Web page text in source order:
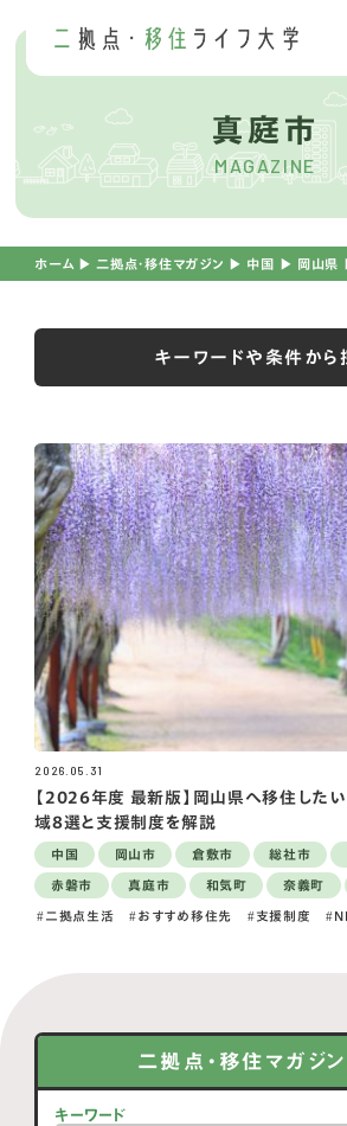
真庭市
MAGAZINE
ホーム ▶︎ 二拠点・移住マガジン ▶︎ 中国 ▶︎ 岡山県
キーワードや条件から
2026.05.31
【2026年度 最新版】岡山県へ移住した
域8選と支援制度を解説
中国 岡山市 倉敷市 総社市
赤磐市 真庭市 和気町 奈義町
二拠点生活 おすすめ移住先 支援制度
二拠点・移住マガジ
キーワード